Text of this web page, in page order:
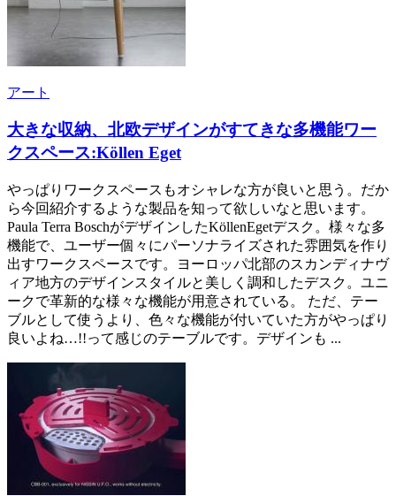
アート
大きな収納、北欧デザインがすてきな多機能ワー
クスペース:Köllen Eget
やっぱりワークスペースもオシャレな方が良いと思う。だか
ら今回紹介するような製品を知って欲しいなと思います。
Paula Terra BoschがデザインしたKöllenEgetデスク。様々な多
機能で、ユーザー個々にパーソナライズされた雰囲気を作り
出すワークスペースです。ヨーロッパ北部のスカンディナヴ
ィア地方のデザインスタイルと美しく調和したデスク。ユニ
ークで革新的な様々な機能が用意されている。 ただ、テー
ブルとして使うより、色々な機能が付いていた方がやっぱり
良いよね…!!って感じのテーブルです。デザインも ...